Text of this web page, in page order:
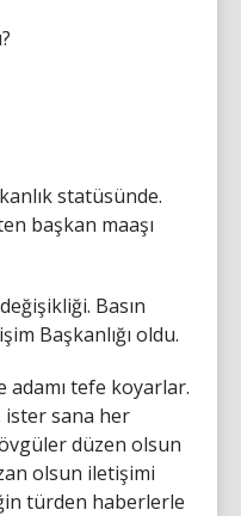
statüsünde.
başkan maaşı
Basın
Başkanlığı oldu.
adamı tefe koyarlar.
sana her
düzen olsun
olsun iletişimi
türden haberlerle